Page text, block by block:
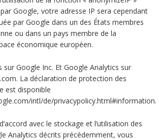
Google, votre adresse IP sera cependant
par Google dans un des États membres
ou dans un pays membre de la
économique européen.
sur Google Inc. Et Google Analytics sur
La déclaration de protection des
est disponible
intl/de/privacypolicy.html#information.
avec le stockage et l’utilisation des
Analytics décrits précédemment, vous